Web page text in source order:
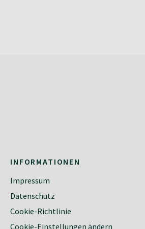
INFORMATIONEN
Impressum
Datenschutz
Cookie-Richtlinie
Cookie-Einstellungen ändern